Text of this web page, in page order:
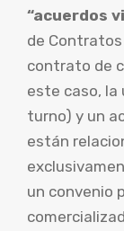
“acuerdos
de Contratos
contrato de
este caso, la
turno) y un
están
un convenio